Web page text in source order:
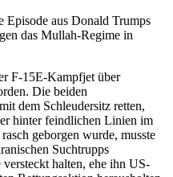
Episode aus Donald Trumps
das Mullah-Regime in
F-15E-Kampfjet über
Die beiden
dem Schleudersitz retten,
hinter feindlichen Linien im
geborgen wurde, musste
Suchtrupps
halten, ehe ihn US-